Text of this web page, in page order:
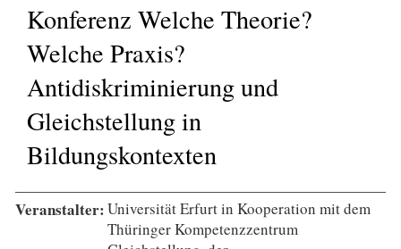
Konferenz Welche Theorie?
Welche Praxis?
Antidiskriminierung und
Gleichstellung in
Bildungskontexten
Veranstalter:Universität Erfurt in Kooperation mit dem
Thüringer Kompetenzzentrum